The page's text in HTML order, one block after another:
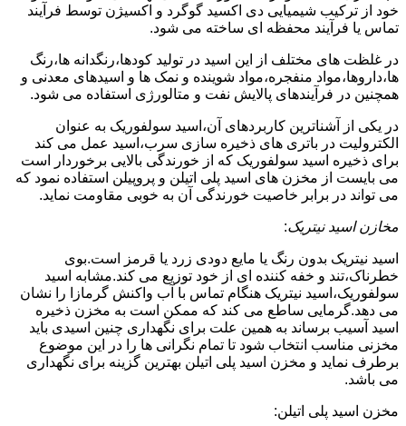
خود از ترکیب شیمیایی دی اکسید گوگرد و اکسیژن توسط فرآیند
تماس یا فرآیند محفظه ای ساخته می شود.
در غلظت های مختلف از این اسید در تولید کودها،رنگدانه ها،رنگ
ها،داروها،مواد منفجره،مواد شوینده و نمک ها و اسیدهای معدنی و
همچنین در فرآیندهای پالایش نفت و متالورژی استفاده می شود.
در یکی از آشناترین کاربردهای آن،اسید سولفوریک به عنوان
الکترولیت در باتری های ذخیره سازی سرب،اسید عمل می کند
برای ذخیره اسید سولفوریک که از خورندگی بالایی برخوردار است
می بایست از مخزن های اسید پلی اتیلن و پروپیلن استفاده نمود که
می تواند در برابر خاصیت خورندگی آن به خوبی مقاومت نماید.
مخازن اسید نیتریک:
اسید نیتریک بدون رنگ یا مایع دودی زرد یا قرمز است.بوی
خطرناک،تند و خفه کننده ای از خود توزیع می کند.مشابه اسید
سولفوریک،اسید نیتریک هنگام تماس با آب واکنش گرمازا را نشان
می دهد.گرمایی ساطع می کند که ممکن است به مخزن ذخیره
اسید آسیب برساند به همین علت برای نگهداری چنین اسیدی باید
مخزنی مناسب انتخاب شود تا تمام نگرانی ها را در این موضوع
برطرف نماید و مخزن اسید پلی اتیلن بهترین گزینه برای نگهداری
می باشد.
مخزن اسید پلی اتیلن: